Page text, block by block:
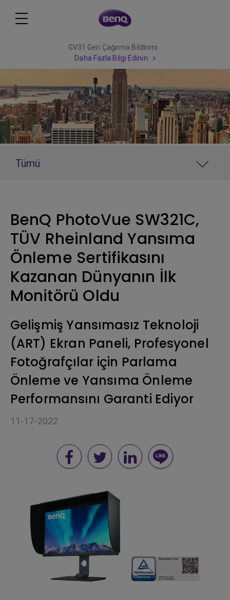
GV31 Geri Çağırma Bildirimi
Daha Fazla Bilgi Edinin
Tümü
BenQ PhotoVue SW321C,
TÜV Rheinland Yansıma
Önleme Sertifikasını
Kazanan Dünyanın İlk
Monitörü Oldu
Gelişmiş Yansımasız Teknoloji
(ART) Ekran Paneli, Profesyonel
Fotoğrafçılar için Parlama
Önleme ve Yansıma Önleme
Performansını Garanti Ediyor
11-17-2022